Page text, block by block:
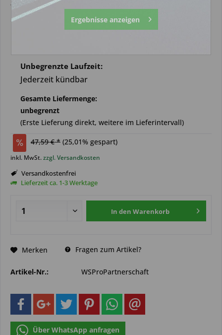
Werkstatt Pro Partnerschaft
35,69 € *
Unbegrenzte Laufzeit:
Jederzeit kündbar
Gesamte Liefermenge:
unbegrenzt
(Erste Lieferung direkt, weitere im Lieferintervall)
47,59 € * (25,01% gespart)
inkl. MwSt.zzgl. Versandkosten
Versandkostenfrei
Lieferzeit ca. 1-3 Werktage
In den Warenkorb
Merken Fragen zum Artikel?
Artikel-Nr.: WSProPartnerschaft
Über WhatsApp anfragen
Ergebnisse anzeigen